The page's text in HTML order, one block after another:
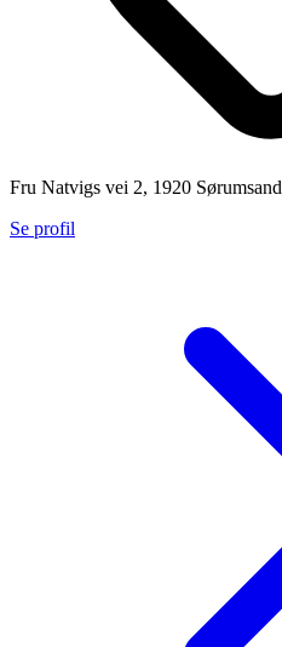
Fru Natvigs vei 2, 1920 Sørumsand
Se profil